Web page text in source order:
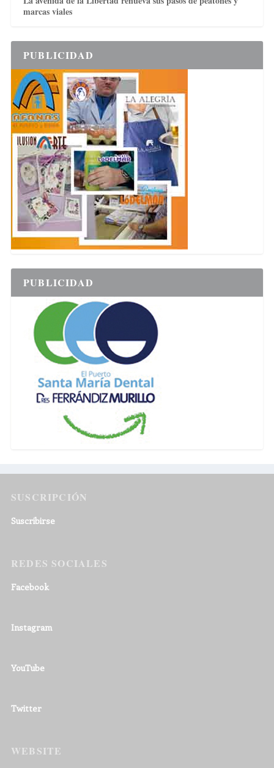
marcas viales
PUBLICIDAD
PUBLICIDAD
SUSCRIPCIÓN
Suscribirse
REDES SOCIALES
Facebook
Instagram
YouTube
Twitter
WEBSITE